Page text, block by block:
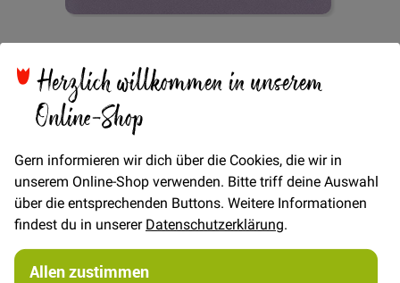
Herzlich willkommen in unserem
Online-Shop
Gern informieren wir dich über die Cookies, die wir in
unserem Online-Shop verwenden. Bitte triff deine Auswahl
über die entsprechenden Buttons. Weitere Informationen
findest du in unsererDatenschutzerklärung.
Allen zustimmen
Anfang
der
Bildgalerie
springen
Viskose Uni - Flieder
Verfügbarkeit Auf Lager
10,00 €
€/METER(Freie Eingabe)
Menge
In den Warenkorb